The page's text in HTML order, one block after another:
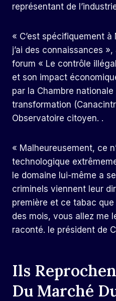
représentant de
« C’est spécifiquement
j’ai des connaissances
forum « Le contrôle
et son impact
par la Chambre nationale
transformation
Observatoire citoyen. .
« Malheureusement, ce
technologique
le domaine lui-même a
criminels viennent leur
première et ce tabac
des mois, vous allez me
raconté. le président de
Ils
Du Marché